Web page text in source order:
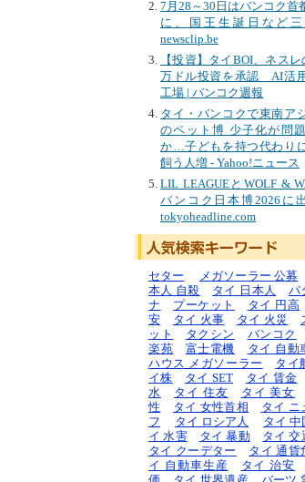
7月28～30日はバンコク首
に、国王生誕日など
newsclip.be
【投資】タイBOI、ネス
万ドル投資を承認 AI活
工場 | バンコク週報
タイ・バンコクで東南ア
のペット博 少子化が問
か…子どもを持つ代わり
飼う人増 - Yahoo!ニュース
LIL LEAGUEとWOLF &
バンコク日本博2026に
tokyoheadline.com
セター メガソーラー 公募
本人 自殺
タイ 日本人 パ
ナ
プーケット タイ 円高
安
タイ 火事 タイ 火災
ット
タクシン バンコク
楽苑
富士電機 タイ 自動
ハウス メガソーラー
タイ
イ株
タイ SET タイ 賃金
水
タイ 住友 タイ 美女
性
タイ 女性首相
タイ ニ
フ
タイ ロシア人 タイ 中
イ 水害
タイ 暴動
タイ 交
タイ クーデター
タイ 通貨
イ 自動車生産
タイ 治安